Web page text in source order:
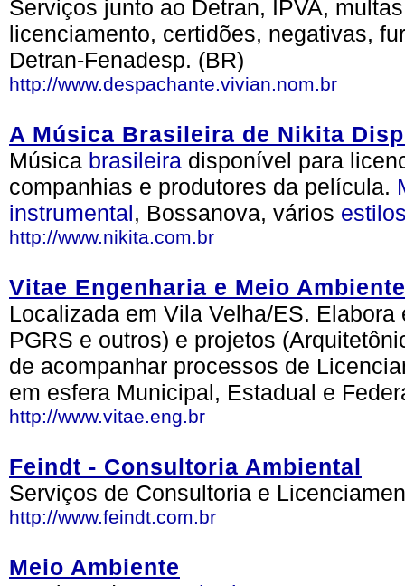
Serviços junto ao Detran, IPVA,
licenciamento, certidões, negativas,
Detran-Fenadesp. (BR)
http://www.despachante.vivian.nom.br
A Música Brasileira de Nikita
Música brasileira disponível para
companhias e produtores da película.
instrumental, Bossanova, vários
http://www.nikita.com.br
Vitae Engenharia e Meio Ambiente
Localizada em Vila Velha/ES.
PGRS e outros) e projetos
de acompanhar processos de
em esfera Municipal, Estadual e
http://www.vitae.eng.br
Feindt - Consultoria Ambiental
Serviços de Consultoria e
http://www.feindt.com.br
Meio Ambiente